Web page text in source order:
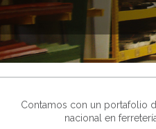
Contamos con un portafolio
nacional en